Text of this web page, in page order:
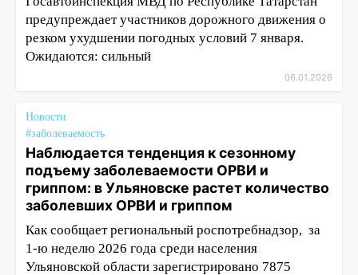
предупреждает участников дорожного движения о
резком ухудшении погодных условий 7 января.
Ожидаются: сильный
06.01.2026
Новости
#заболеваемость
Наблюдается тенденция к сезонному
подъему заболеваемости ОРВИ и
гриппом: в Ульяновске растет количество
заболевших ОРВИ и гриппом
Как сообщает региональный роспотребнадзор, за
1-ю неделю 2026 года среди населения
Ульяновской области зарегистрировано 7875